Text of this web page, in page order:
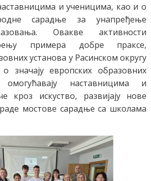
и ученицима, као и о
сарадње за унапређење
Овакве активности
примера добре праксе,
установа у Расинском округу
значају европских образовних
наставницима и
кроз искуство, развијају нове
мостове сарадње са школама